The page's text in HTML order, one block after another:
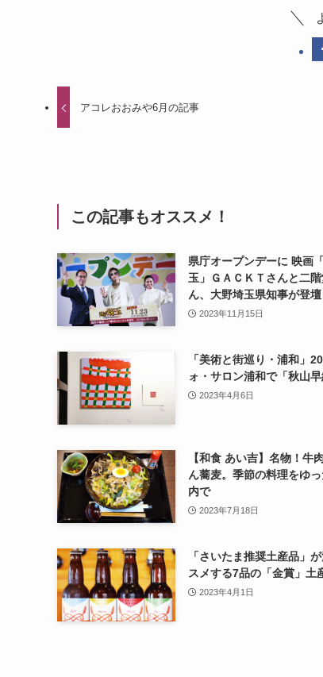
アコレおおみや6月の記事
この記事もオススメ！
県庁オープンデーに 映画
玉」ＧＡＣＫＴさんと二
ん、大野埼玉県知事が登壇
2023年11月15日
「美術と街巡り・浦和」
ォ・サロン浦和で「秋山
2023年4月6日
【和食 あい吉】名物！牛
ん蕎麦。季節の料理をゆ
内で
2023年7月18日
「さいたま推奨土産品」
スメする7品の「金賞」土
2023年4月1日